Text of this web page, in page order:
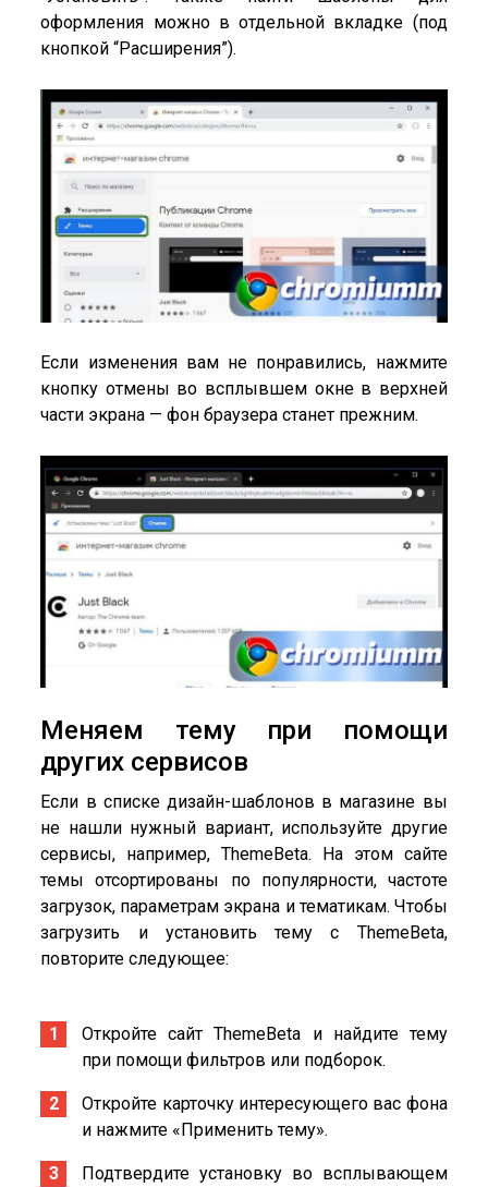
оформления можно в отдельной вкладке (под
кнопкой “Расширения”).
Если изменения вам не понравились, нажмите
кнопку отмены во всплывшем окне в верхней
части экрана — фон браузера станет прежним.
Меняем тему при помощи
других сервисов
Если в списке дизайн-шаблонов в магазине вы
не нашли нужный вариант, используйте другие
сервисы, например, ThemeBeta. На этом сайте
темы отсортированы по популярности, частоте
загрузок, параметрам экрана и тематикам. Чтобы
загрузить и установить тему с ThemeBeta,
повторите следующее:
Откройте сайт ThemeBeta и найдите тему
при помощи фильтров или подборок.
Откройте карточку интересующего вас фона
и нажмите «Применить тему».
Подтвердите установку во всплывающем